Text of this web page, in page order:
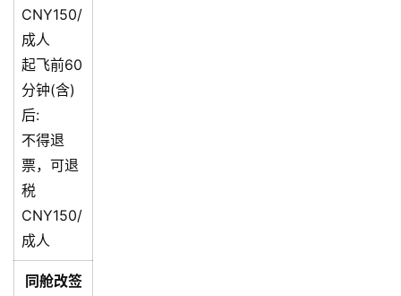
CNY150/
成人
起飞前60
分钟(含)
后:
不得退
票，可退
税
CNY150/
成人
同舱改签